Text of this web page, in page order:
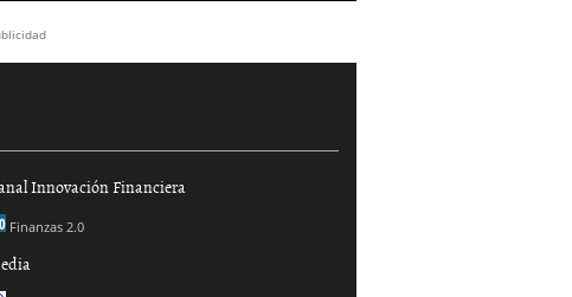
Innovación Financiera
Finanzas 2.0